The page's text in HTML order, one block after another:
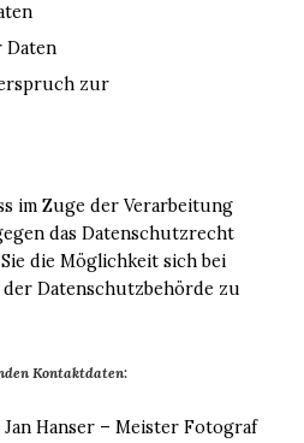
Daten
zur
im Zuge der Verarbeitung
das Datenschutzrecht
die Möglichkeit sich bei
Datenschutzbehörde zu
Kontaktdaten:
Jan Hanser – Meister Fotograf